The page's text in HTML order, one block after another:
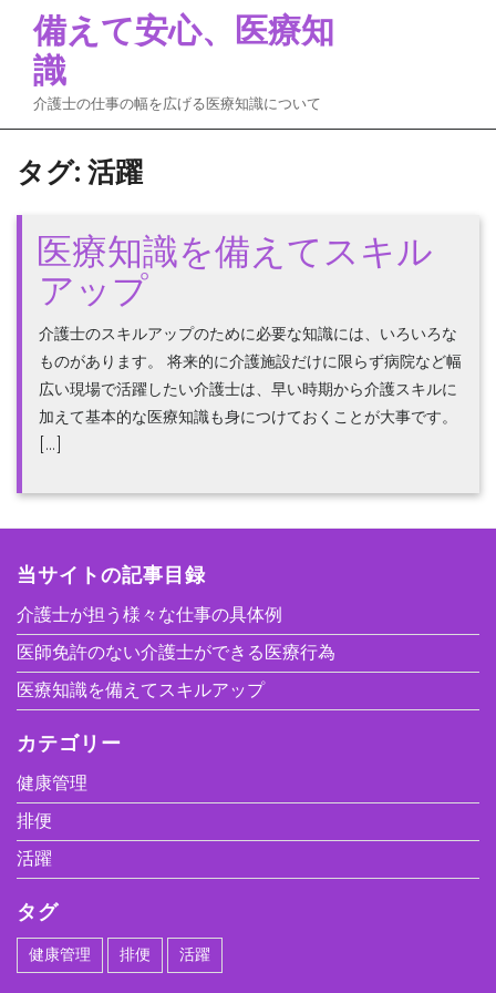
content
備えて安心、医療知
識
介護士の仕事の幅を広げる医療知識について
タグ: 活躍
医療知識を備えてスキル
アップ
介護士のスキルアップのために必要な知識には、いろいろな
ものがあります。 将来的に介護施設だけに限らず病院など幅
広い現場で活躍したい介護士は、早い時期から介護スキルに
加えて基本的な医療知識も身につけておくことが大事です。
[…]
当サイトの記事目録
介護士が担う様々な仕事の具体例
医師免許のない介護士ができる医療行為
医療知識を備えてスキルアップ
カテゴリー
健康管理
排便
活躍
タグ
健康管理 排便 活躍